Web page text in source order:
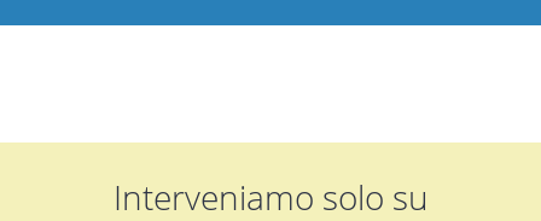
Interveniamo solo su